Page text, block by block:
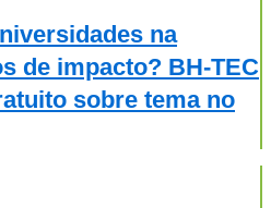
na
de impacto? BH-TEC
sobre tema no